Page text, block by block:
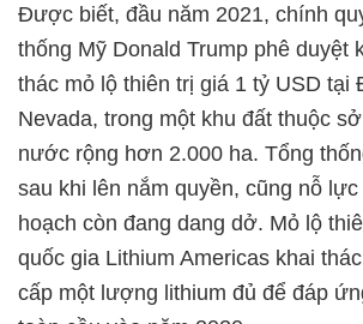
Được biết, đầu năm 2021, chính
thống Mỹ Donald Trump phê duyệt
thác mỏ lộ thiên trị giá 1 tỷ USD tại
Nevada, trong một khu đất thuộc
nước rộng hơn 2.000 ha. Tổng
sau khi lên nắm quyền, cũng nỗ
hoạch còn đang dang dở. Mỏ lộ
quốc gia Lithium Americas khai
cấp một lượng lithium đủ để đáp